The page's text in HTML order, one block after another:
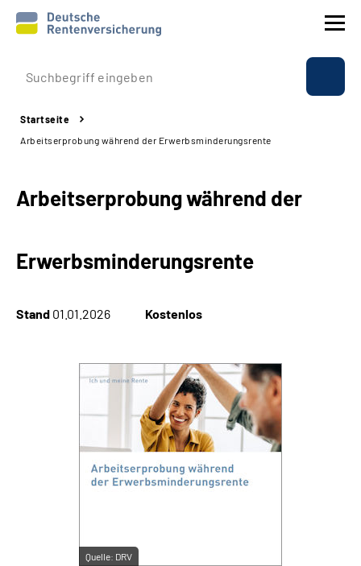
Prävention
Reha
Experten
Über uns & Presse
Language
Inhalte in Gebärdensprache (DGS)
Startseite
Arbeitserprobung während der Erwerbsminderungsrente
Arbeitserprobung während der
Erwerbsminderungsrente
Stand 01.01.2026 Kostenlos
Quelle: DRV